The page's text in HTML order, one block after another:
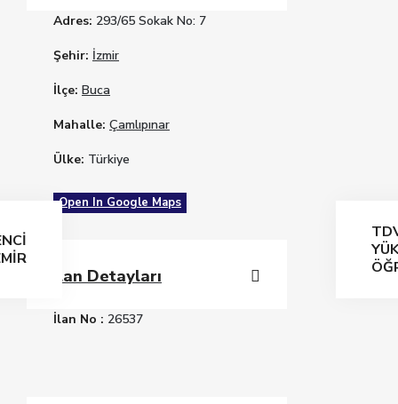
Adres: 293/65 Sokak No: 7
Şehir: İzmir
İlçe: Buca
Mahalle: Çamlıpınar
Ülke: Türkiye
Open In Google Maps
İlan Detayları
İlan No : 26537